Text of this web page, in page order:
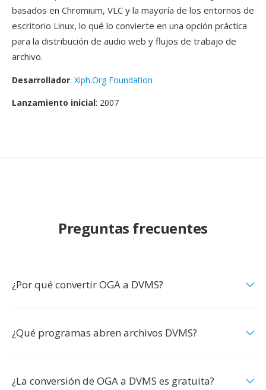
basados en Chromium, VLC y la mayoría de los entornos de
escritorio Linux, lo qué lo convierte en una opción práctica
para la distribución de audio web y flujos de trabajo de
archivo.
Desarrollador: Xiph.Org Foundation
Lanzamiento inicial: 2007
Preguntas frecuentes
¿Por qué convertir OGA a DVMS?
¿Qué programas abren archivos DVMS?
¿La conversión de OGA a DVMS es gratuita?